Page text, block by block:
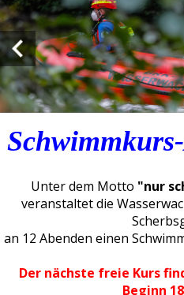
Unter dem Motto "nur
veranstaltet die
an 12 Abenden einen
Der nächste freie Kurs
Beginn